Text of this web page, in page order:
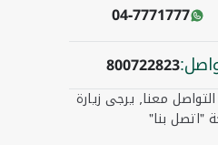
04-7771777
800722823
للمزيد من وسائل التواصل معنا٫ يرجى زيارة
"اتصل بنا"